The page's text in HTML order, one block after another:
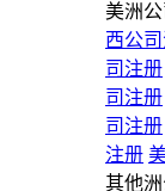
美洲
西公
司注册
司注册
司注册
注册
其他